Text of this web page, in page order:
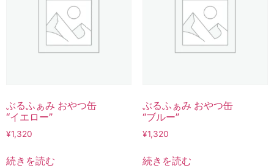
ぶるふぁみ おやつ缶
“イエロー”
¥1,320
続きを読む
ぶるふぁみ おやつ缶
“ブルー”
¥1,320
続きを読む